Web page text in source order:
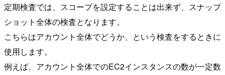
定期検査では、スコープを設定することは出来ず、スナップ
ショット全体の検査となります。
こちらはアカウント全体でどうか、という検査をするときに
使用します。
例えば、アカウント全体でのEC2インスタンスの数が一定数